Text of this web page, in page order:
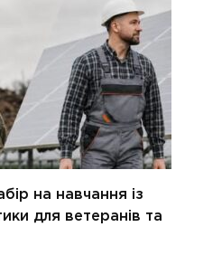
на навчання із
для ветеранів та